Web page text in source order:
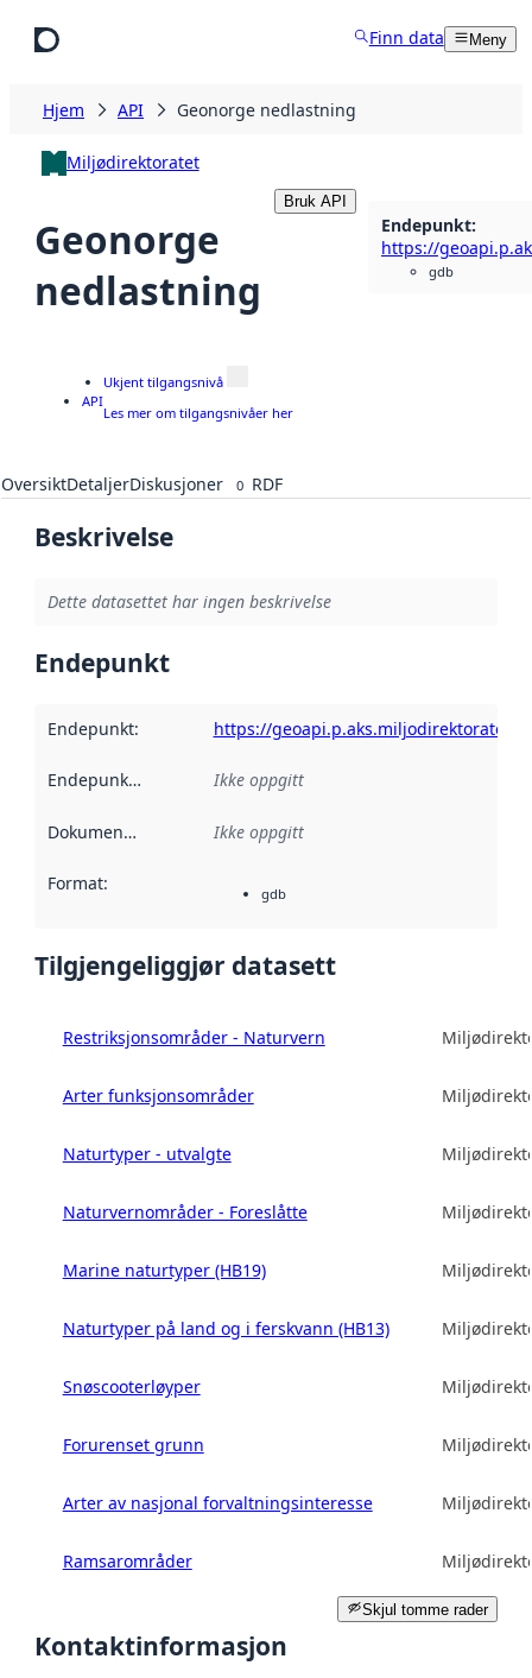
Finn data Meny
Hjem API Geonorge nedlastning
Miljødirektoratet
Geonorge
nedlastning
Bruk API
Endepunkt:
gdb
API
Ukjent tilgangsnivå
Les mer om tilgangsnivåer her
OversiktDetaljerDiskusjoner 0 RDF
Beskrivelse
Dette datasettet har ingen beskrivelse
Endepunkt
Endepunkt: https://
Endepunktbeskrivelse :
Ikke oppgitt
Dokumentasjon Ikke oppgitt
Format: gdb
Tilgjengeliggjør datasett
Restriksjonsområder - Naturvern
Arter funksjonsområder
Naturtyper - utvalgte
Naturvernområder - Foreslåtte
Marine naturtyper (HB19)
Naturtyper på land og i ferskvann (HB13)
Snøscooterløyper
Forurenset grunn
Arter av nasjonal forvaltningsinteresse
Ramsarområder
Skjul tomme rader
Kontaktinformasjon